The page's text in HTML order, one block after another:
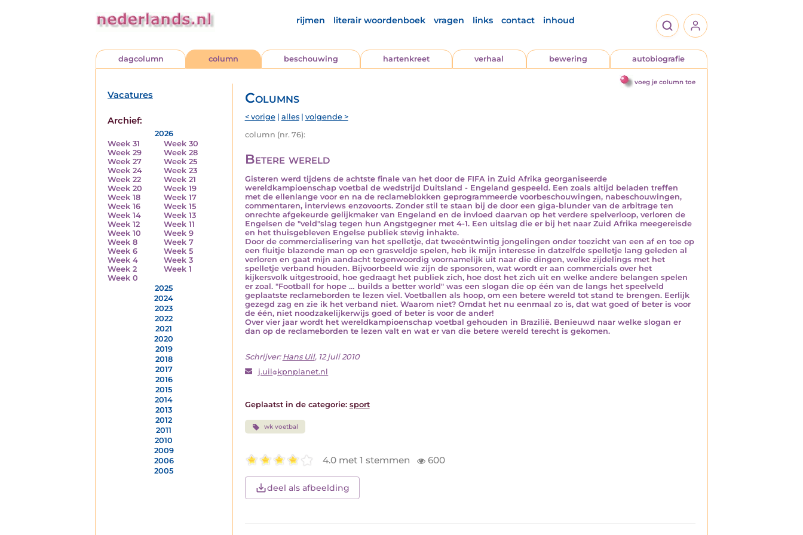
rijmen literair woordenboek vragen links contact inhoud
dagcolumn column beschouwing hartenkreet verhaal bewering autobiografie
voeg je column toe
Vacatures
Archief:
2026
Week 31
Week 30
Week 29
Week 28
Week 27
Week 25
Week 24
Week 23
Week 22
Week 21
Week 20
Week 19
Week 18
Week 17
Week 16
Week 15
Week 14
Week 13
Week 12
Week 11
Week 10
Week 9
Week 8
Week 7
Week 6
Week 5
Week 4
Week 3
Week 2
Week 1
Week 0
2025
2024
2023
2022
2021
2020
2019
2018
2017
2016
2015
2014
2013
2012
2011
2010
2009
2006
2005
Columns
< vorige| alles| volgende >
column (nr. 76):
Betere wereld
Gisteren werd tijdens de achtste finale van het door de FIFA in Zuid Afrika georganiseerde
wereldkampioenschap voetbal de wedstrijd Duitsland - Engeland gespeeld. Een zoals altijd beladen treffen
met de ellenlange voor en na de reclameblokken geprogrammeerde voorbeschouwingen, nabeschouwingen,
commentaren, interviews enzovoorts. Zonder stil te staan bij de door een giga-blunder van de arbitrage ten
onrechte afgekeurde gelijkmaker van Engeland en de invloed daarvan op het verdere spelverloop, verloren de
Engelsen de "veld"slag tegen hun Angstgegner met 4-1. Een uitslag die er bij het naar Zuid Afrika meegereisde
en het thuisgebleven Engelse publiek stevig inhakte.
Door de commercialisering van het spelletje, dat tweeëntwintig jongelingen onder toezicht van een af en toe op
een fluitje blazende man op een grasveldje spelen, heb ik mijn interesse in datzelfde spelletje lang geleden al
verloren en gaat mijn aandacht tegenwoordig voornamelijk uit naar die dingen, welke zijdelings met het
spelletje verband houden. Bijvoorbeeld wie zijn de sponsoren, wat wordt er aan commercials over het
kijkersvolk uitgestrooid, hoe gedraagt het publiek zich, hoe dost het zich uit en welke andere belangen spelen
er zoal. "Football for hope … builds a better world" was een slogan die op één van de langs het speelveld
geplaatste reclameborden te lezen viel. Voetballen als hoop, om een betere wereld tot stand te brengen. Eerlijk
gezegd zag en zie ik het verband niet. Waarom niet? Omdat het nu eenmaal zo is, dat wat goed of beter is voor
de één, niet noodzakelijkerwijs goed of beter is voor de ander!
Over vier jaar wordt het wereldkampioenschap voetbal gehouden in Brazilië. Benieuwd naar welke slogan er
dan op de reclameborden te lezen valt en wat er van die betere wereld terecht is gekomen.
Schrijver: Hans Uil, 12 juli 2010
j.uil kpnplanet.nl
Geplaatst in de categorie: sport
wk voetbal
4.0 met 1 stemmen 600
deel als afbeelding